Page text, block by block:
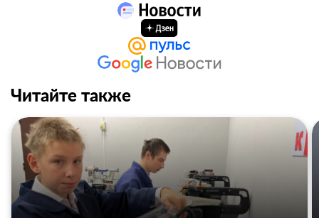
Читайте также